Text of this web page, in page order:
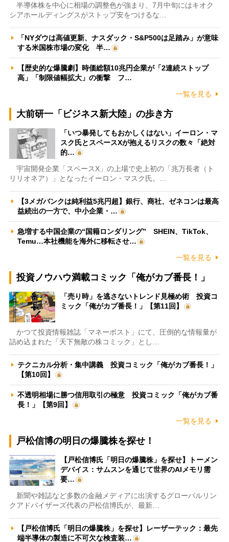
半導体株を中心に相場の調整色が強まり、7月中旬にはキオク
シアホールディングスがストップ安をつけるな…
「NYダウは高値更新、ナスダック・S&P500は足踏み」が意味
する米国株市場の変化 半…
【歴史的な爆騰劇】時価総額10兆円企業が「2連続ストップ
高」「制限値幅拡大」の衝撃 フ…
一覧を見る
大前研一「ビジネス新大陸」の歩き方
「いつ暴発してもおかしくはない」イーロン・マ
スク氏とスペースXが抱えるリスクの数々「絶対
的…
宇宙開発企業「スペースX」の上場で史上初の「兆万長者（ト
リリオネア）」となったイーロン・マスク氏。…
【3メガバンクは純利益5兆円超】銀行、商社、ゼネコンは最高
益続出の一方で、中小企業・…
急増する中国企業の“国籍ロンダリング” SHEIN、TikTok、
Temu…本社機能を海外に移転させ…
一覧を見る
投資ノウハウ満載コミック「俺がカブ番長！」
「売り時」を逃さないトレンド見極め術 投資コ
ミック「俺がカブ番長！」【第11回】
かつて投資情報雑誌「マネーポスト」にて、圧倒的な情報量が
詰め込まれた「天下無敵の株コミック」とし…
テクニカル分析・集中講義 投資コミック「俺がカブ番長！」
【第10回】
不透明相場に勝つ信用取引の極意 投資コミック「俺がカブ番
長！」【第9回】
一覧を見る
戸松信博の明日の爆騰株を探せ！
【戸松信博氏「明日の爆騰株」を探せ】トーメン
デバイス：サムスンを通じて世界のAIメモリ需
要…
新聞や雑誌など多数の金融メディアに出演するグローバルリン
クアドバイザーズ代表の戸松信博氏が、最新…
【戸松信博氏「明日の爆騰株」を探せ】レーザーテック：最先
端半導体の製造に不可欠な検査装…